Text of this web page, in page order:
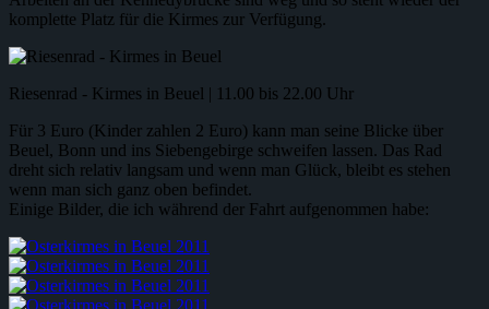
komplette Platz für die Kirmes zur Verfügung.
Riesenrad - Kirmes in Beuel | 11.00 bis 22.00 Uhr
Für 3 Euro (Kinder zahlen 2 Euro) kann man seine Blicke über
Beuel, Bonn und ins Siebengebirge schweifen lassen. Das Rad
dreht sich relativ langsam und wenn man Glück, bleibt es stehen
wenn man sich ganz oben befindet.
Einige Bilder, die ich während der Fahrt aufgenommen habe: